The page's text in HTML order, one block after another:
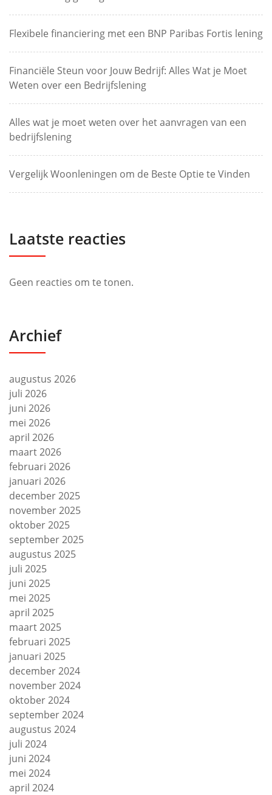
Flexibele financiering met een BNP Paribas Fortis lening
Financiële Steun voor Jouw Bedrijf: Alles Wat je Moet
Weten over een Bedrijfslening
Alles wat je moet weten over het aanvragen van een
bedrijfslening
Vergelijk Woonleningen om de Beste Optie te Vinden
Laatste reacties
Geen reacties om te tonen.
Archief
augustus 2026
juli 2026
juni 2026
mei 2026
april 2026
maart 2026
februari 2026
januari 2026
december 2025
november 2025
oktober 2025
september 2025
augustus 2025
juli 2025
juni 2025
mei 2025
april 2025
maart 2025
februari 2025
januari 2025
december 2024
november 2024
oktober 2024
september 2024
augustus 2024
juli 2024
juni 2024
mei 2024
april 2024